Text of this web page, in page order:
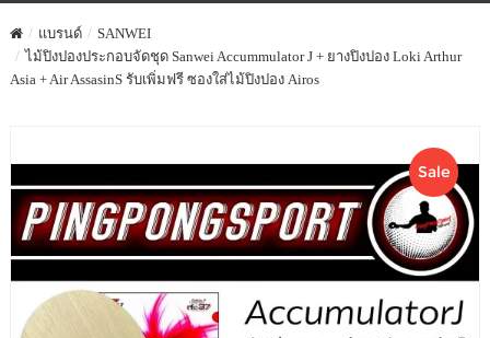
แบรนด์
SANWEI
ไม้ปิงปองประกอบจัดชุด Sanwei Accummulator J + ยางปิงปอง Loki Arthur
Asia + Air AssasinS รับเพิ่มฟรี ซองใส่ไม้ปิงปอง Airos
Sale